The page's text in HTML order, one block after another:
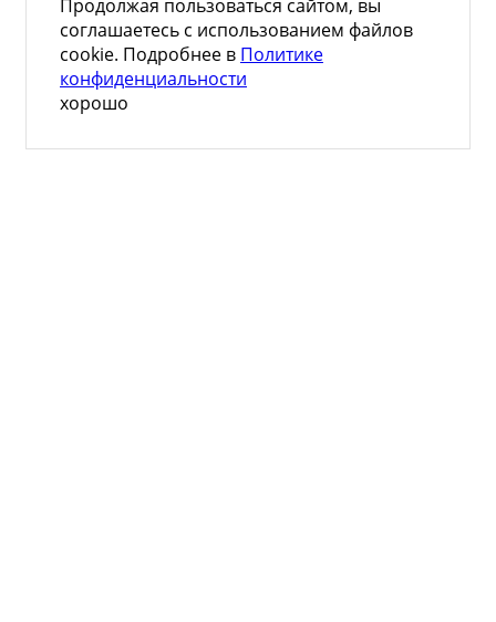
Продолжая пользоваться сайтом, вы
соглашаетесь с использованием файлов
cookie. Подробнее в Политике
конфиденциальности
хорошо